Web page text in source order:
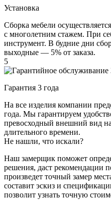
Установка
Сборка мебели
с многолетним стажем. При
инструмент. В будние дни
выходные — 5% от заказа.
5
Гарантия 3 года
На все изделия компании
года. Мы гарантируем
превосходный внешний вид
длительного времени.
Не нашли, что искали?
Наш замерщик поможет
решения, даст рекомендации
произведет точный замер
составит эскиз и
позволит узнать точную